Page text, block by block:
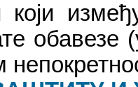
који
обавезе